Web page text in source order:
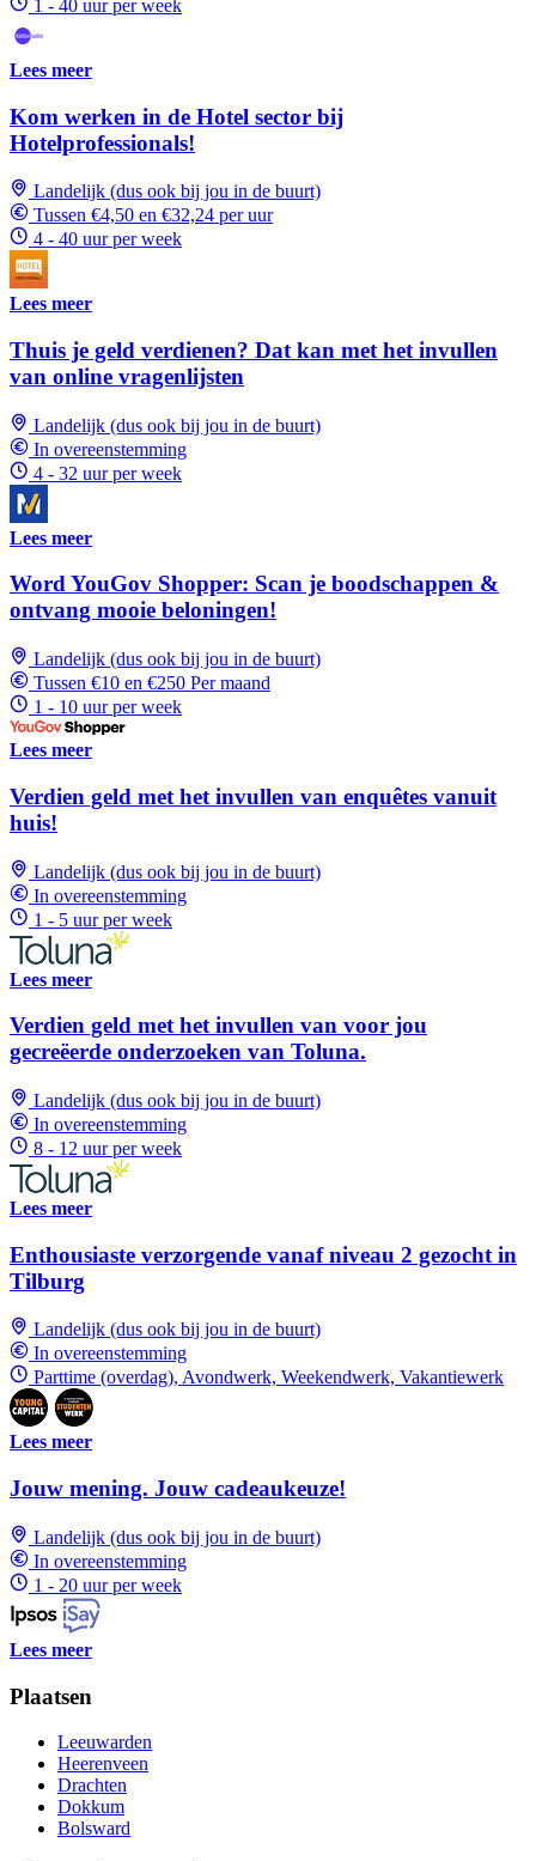
1 - 40 uur per week
Lees meer
Kom werken in de Hotel sector bij
Hotelprofessionals!
Landelijk (dus ook bij jou in de buurt)
Tussen €4,50 en €32,24 per uur
4 - 40 uur per week
Lees meer
Thuis je geld verdienen? Dat kan met het invullen
van online vragenlijsten
Landelijk (dus ook bij jou in de buurt)
In overeenstemming
4 - 32 uur per week
Lees meer
Word YouGov Shopper: Scan je boodschappen &
ontvang mooie beloningen!
Landelijk (dus ook bij jou in de buurt)
Tussen €10 en €250 Per maand
1 - 10 uur per week
Lees meer
Verdien geld met het invullen van enquêtes vanuit
huis!
Landelijk (dus ook bij jou in de buurt)
In overeenstemming
1 - 5 uur per week
Lees meer
Verdien geld met het invullen van voor jou
gecreëerde onderzoeken van Toluna.
Landelijk (dus ook bij jou in de buurt)
In overeenstemming
8 - 12 uur per week
Lees meer
Enthousiaste verzorgende vanaf niveau 2 gezocht in
Tilburg
Landelijk (dus ook bij jou in de buurt)
In overeenstemming
Parttime (overdag), Avondwerk, Weekendwerk, Vakantiewerk
Lees meer
Jouw mening. Jouw cadeaukeuze!
Landelijk (dus ook bij jou in de buurt)
In overeenstemming
1 - 20 uur per week
Lees meer
Plaatsen
Leeuwarden
Heerenveen
Drachten
Dokkum
Bolsward